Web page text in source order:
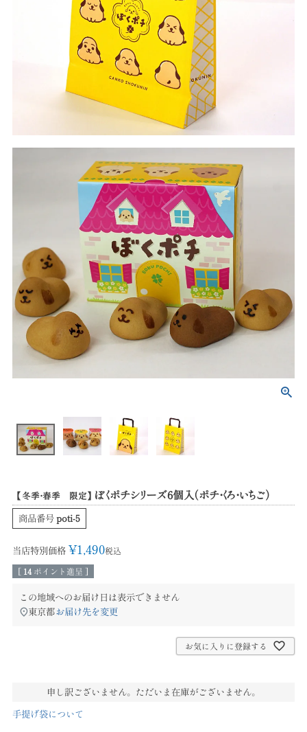
【冬季・春季 限定】 ぼくポチシリーズ6個入（ポチ・くろ・いちご）
商品番号 poti-5
当店特別価格 ¥1,490税込
[ 14 ポイント進呈 ]
この地域へのお届け日は表示できません
東京都お届け先を変更
お気に入りに登録する
申し訳ございません。ただいま在庫がございません。
手提げ袋について